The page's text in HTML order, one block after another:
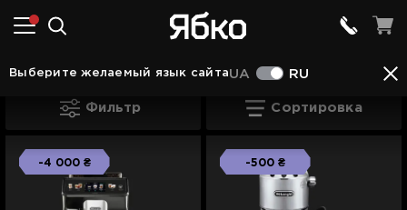
Выберите желаемый язык сайтаUA RU
Кофемашины в Вараше Кофемашины
Кофемашины Delonghi в Вараше
Фильтр Сортировка
-4 000 ₴ -500 ₴